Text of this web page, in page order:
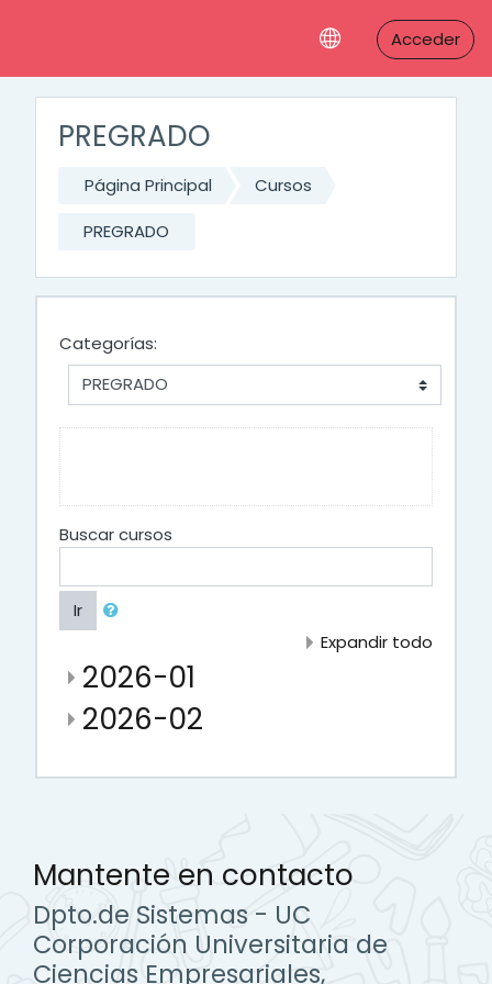
Acceder
PREGRADO
Página Principal
Cursos
PREGRADO
Categorías:
Buscar cursos
Ir
Expandir todo
2026-01
2026-02
Mantente en contacto
Dpto.de Sistemas - UC
Corporación Universitaria de
Ciencias Empresariales,